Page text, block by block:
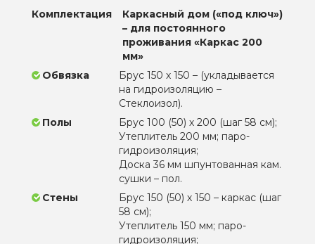
Комплектация
Каркасный дом («под ключ»)
– для постоянного
проживания «Каркас 200
мм»
Обвязка
Брус 150 х 150 – (укладывается
на гидроизоляцию –
Стеклоизол).
Полы
Брус 100 (50) х 200 (шаг 58 см);
Утеплитель 200 мм; паро-
гидроизоляция;
Доска 36 мм шпунтованная кам.
сушки – пол.
Стены
Брус 150 (50) х 150 – каркас (шаг
58 см);
Утеплитель 150 мм; паро-
гидроизоляция;